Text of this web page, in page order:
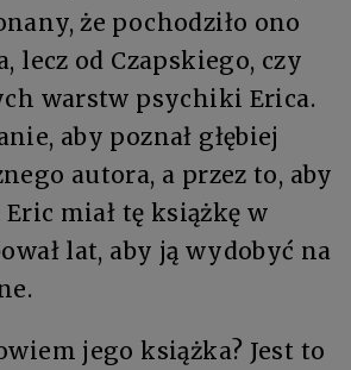
że pochodziło ono
lecz od Czapskiego, czy
warstw psychiki Erica.
aby poznał głębiej
autora, a przez to, aby
Eric miał tę książkę w
lat, aby ją wydobyć na
jego książka? Jest to